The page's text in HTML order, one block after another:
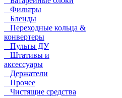
Фильтры
Бленды
Переходные кольца &
конвертеры
Пульты ДУ
Штативы и
аксессуары
Держатели
Прочее
Чистящие средства